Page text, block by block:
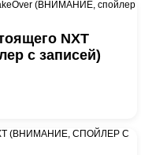
NXT
с записей)